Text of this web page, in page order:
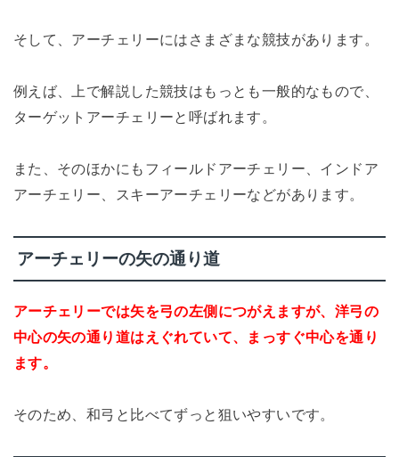
そして、アーチェリーにはさまざまな競技があります。
例えば、上で解説した競技はもっとも一般的なもので、
ターゲットアーチェリーと呼ばれます。
また、そのほかにもフィールドアーチェリー、インドア
アーチェリー、スキーアーチェリーなどがあります。
アーチェリーの矢の通り道
アーチェリーでは矢を弓の左側につがえますが、洋弓の
中心の矢の通り道はえぐれていて、まっすぐ中心を通り
ます。
そのため、和弓と比べてずっと狙いやすいです。